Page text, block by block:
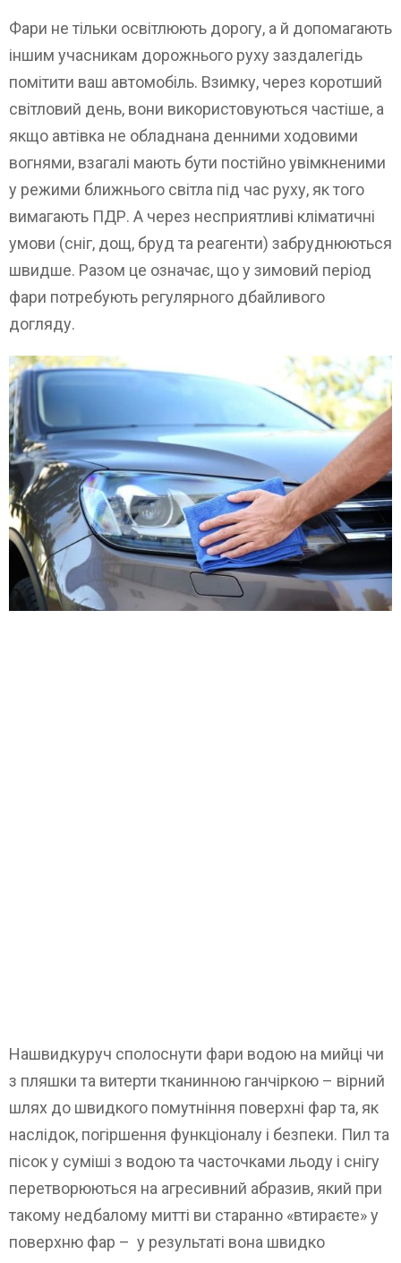
Фари не тільки освітлюють дорогу, а й допомагають
іншим учасникам дорожнього руху заздалегідь
помітити ваш автомобіль. Взимку, через коротший
світловий день, вони використовуються частіше, а
якщо автівка не обладнана денними ходовими
вогнями, взагалі мають бути постійно увімкненими
у режими ближнього світла під час руху, як того
вимагають ПДР. А через несприятливі кліматичні
умови (сніг, дощ, бруд та реагенти) забруднюються
швидше. Разом це означає, що у зимовий період
фари потребують регулярного дбайливого
догляду.
Нашвидкуруч сполоснути фари водою на мийці чи
з пляшки та витерти тканинною ганчіркою – вірний
шлях до швидкого помутніння поверхні фар та, як
наслідок, погіршення функціоналу і безпеки. Пил та
пісок у суміші з водою та часточками льоду і снігу
перетворюються на агресивний абразив, який при
такому недбалому митті ви старанно «втираєте» у
поверхню фар – у результаті вона швидко